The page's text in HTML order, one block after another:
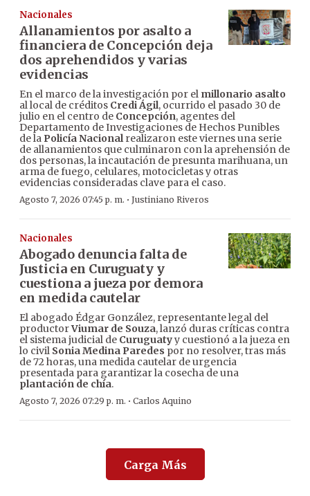
Nacionales
Allanamientos por asalto a
financiera de Concepción deja
dos aprehendidos y varias
evidencias
En el marco de la investigación por el millonario asalto
al local de créditos Credi Ágil, ocurrido el pasado 30 de
julio en el centro de Concepción, agentes del
Departamento de Investigaciones de Hechos Punibles
de la Policía Nacionalrealizaron este viernes una serie
de allanamientos que culminaron con la aprehensión de
dos personas, la incautación de presunta marihuana, un
arma de fuego, celulares, motocicletas y otras
evidencias consideradas clave para el caso.
Agosto 7, 2026 07:45 p. m. · Justiniano Riveros
Nacionales
Abogado denuncia falta de
Justicia en Curuguaty y
cuestiona a jueza por demora
en medida cautelar
El abogado Édgar González, representante legal del
productorViumar de Souza, lanzó duras críticas contra
el sistema judicial de Curuguatyy cuestionó a la jueza en
lo civil Sonia Medina Paredes por no resolver, tras más
de 72 horas, una medida cautelar de urgencia
presentada para garantizar la cosecha de una
plantación de chía.
Agosto 7, 2026 07:29 p. m. · Carlos Aquino
Carga Más